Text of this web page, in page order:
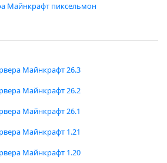
Майнкрафт пиксельмон
Майнкрафт 26.3
Майнкрафт 26.2
Майнкрафт 26.1
Майнкрафт 1.21
Майнкрафт 1.20